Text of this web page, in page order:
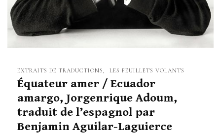
EXTRAITS DE TRADUCTIONS LES FEUILLETS VOLANTS
Équateur amer / Ecuador
amargo, Jorgenrique Adoum,
traduit de l’espagnol par
Benjamin Aguilar-Laguierce